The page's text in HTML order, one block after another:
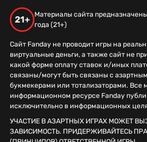
21+
Материалы сайта
года (21+)
Сайт Fanday не проводит игры на
виртуальные деньги, а также сайт не
какой форме оплату ставок и/иных
связаны/могут быть связаны с
букмекерами или тотализаторами. Все
информационном ресурсе Fanday
исключительно в информационных
УЧАСТИЕ В АЗАРТНЫХ ИГРАХ МОЖЕТ
ЗАВИСИМОСТЬ. ПРИДЕРЖИВАЙТЕСЬ